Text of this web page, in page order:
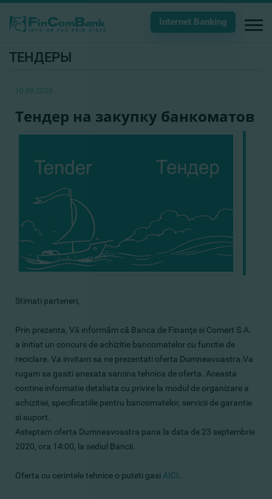
Internet Banking
ТЕНДЕРЫ
10.09.2020
Тендер на закупку банкоматов
Stimati parteneri,
Prin prezenta, Vă informăm că Banca de Finanţe si Comert S.A.
a initiat un concurs de achizitie bancomatelor cu functie de
reciclare. Va invitam sa ne prezentati oferta Dumneavoastra.Va
rugam sa gasiti anexata sarcina tehnica de oferta. Aceasta
contine informatie detaliata cu privire la modul de organizare a
achizitiei, specificatiile pentru bancomatelor, servicii de garantie
si suport.
Asteptam oferta Dumneavoastra pana la data de 23 septembrie
2020, ora 14:00, la sediul Bancii.
Oferta cu cerintele tehnice o puteti gasi AICI